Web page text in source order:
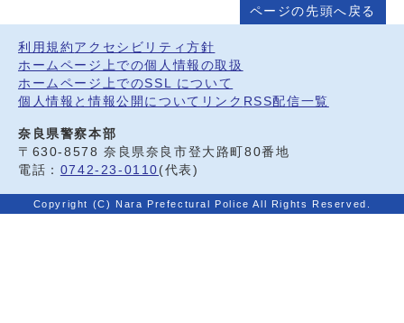
ページの先頭へ戻る
利用規約 アクセシビリティ方針
ホームページ上での個人情報の取扱
ホームページ上でのSSL について
個人情報と情報公開について リンク RSS配信一覧
奈良県警察本部
〒630-8578 奈良県奈良市登大路町80番地
電話： 0742-23-0110 (代表)
Copyright (C) Nara Prefectural Police All Rights Reserved.